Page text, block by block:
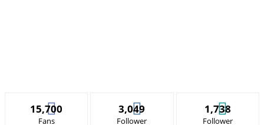
15,700
Fans
3,049
Follower
1,738
Follower